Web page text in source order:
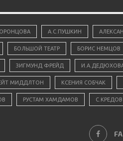
А.С.ПУШКИН
БОЛЬШОЙ ТЕАТР БОРИС НЕМЦОВ
ЗИГМУНД ФРЕЙД
МИДДЛТОН КСЕНИЯ СОБЧАК
РУСТАМ ХАМДАМОВ С.КРЕДОВ